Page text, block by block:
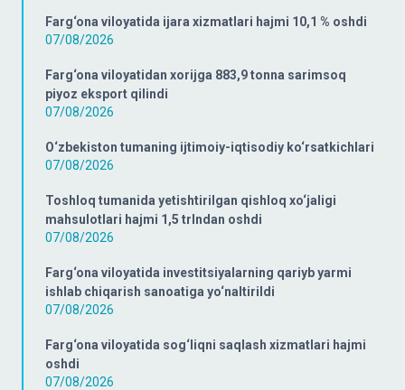
Farg‘ona viloyatida ijara xizmatlari hajmi 10,1 % oshdi
07/08/2026
Farg‘ona viloyatidan xorijga 883,9 tonna sarimsoq
piyoz eksport qilindi
07/08/2026
O‘zbekiston tumaning ijtimoiy-iqtisodiy ko‘rsatkichlari
07/08/2026
Toshloq tumanida yetishtirilgan qishloq xo‘jaligi
mahsulotlari hajmi 1,5 trlndan oshdi
07/08/2026
Farg‘ona viloyatida investitsiyalarning qariyb yarmi
ishlab chiqarish sanoatiga yo‘naltirildi
07/08/2026
Farg‘ona viloyatida sog‘liqni saqlash xizmatlari hajmi
oshdi
07/08/2026